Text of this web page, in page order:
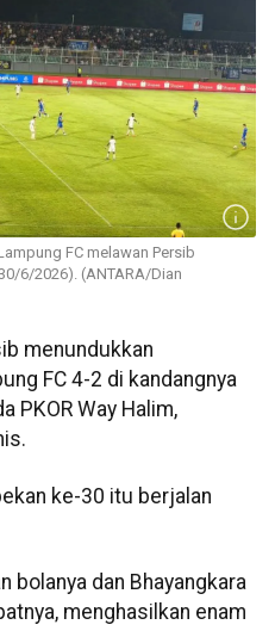
FC melawan Persib
6/2026). (ANTARA/Dian
menundukkan
FC 4-2 di kandangnya
PKOR Way Halim,
ke-30 itu berjalan
bolanya dan Bhayangkara
menghasilkan enam